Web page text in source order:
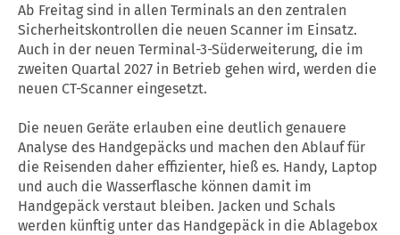
Ab Freitag sind in allen Terminals an den zentralen
Sicherheitskontrollen die neuen Scanner im Einsatz.
Auch in der neuen Terminal-3-Süderweiterung, die im
zweiten Quartal 2027 in Betrieb gehen wird, werden die
neuen CT-Scanner eingesetzt.
Die neuen Geräte erlauben eine deutlich genauere
Analyse des Handgepäcks und machen den Ablauf für
die Reisenden daher effizienter, hieß es. Handy, Laptop
und auch die Wasserflasche können damit im
Handgepäck verstaut bleiben. Jacken und Schals
werden künftig unter das Handgepäck in die Ablagebox